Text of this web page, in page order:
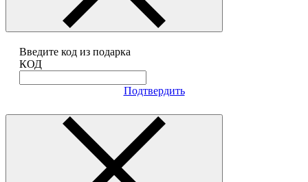
Введите код из подарка
КОД
Подтвердить